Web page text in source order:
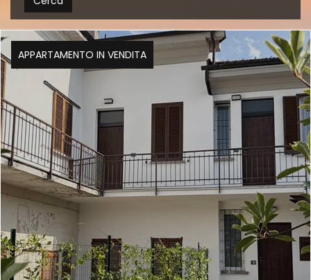
APPARTAMENTO IN VENDITA